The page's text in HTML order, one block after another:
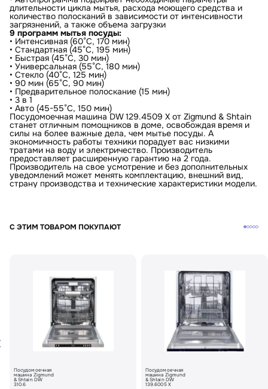
длительности цикла мытья, расхода моющего средства и
количество полосканий в зависимости от интенсивности
загрязнений, а также объема загрузки
9 программ мытья посуды:
• Интенсивная (60°С, 170 мин)
• Стандартная (45°С, 195 мин)
• Быстрая (45°С, 30 мин)
• Универсальная (55°С, 180 мин)
• Стекло (40°С, 125 мин)
• 90 мин (65°С, 90 мин)
• Предварительное полоскание (15 мин)
• 3 в 1
• Авто (45-55°С, 150 мин)
Посудомоечная машина DW 129.4509 X от Zigmund & Shtain
станет отличным помощников в доме, освобождая время и
силы на более важные дела, чем мытье посуды. А
экономичность работы техники порадует вас низкими
тратами на воду и электричество. Производитель
предоставляет расширенную гарантию на 2 года.
Производитель на свое усмотрение и без дополнительных
уведомлений может менять комплектацию, внешний вид,
страну производства и технические характеристики модели.
С ЭТИМ ТОВАРОМ ПОКУПАЮТ
Посудомоечная
машина Zigmund
& Shtain DW
310.6
Посудомоечная
машина Zigmund
& Shtain DW
139.6005 X